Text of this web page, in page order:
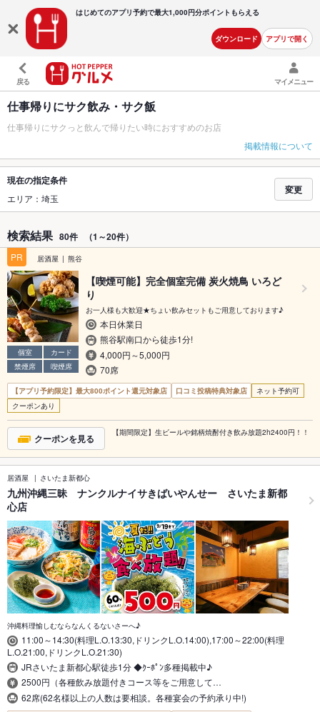
はじめてのアプリ予約で最大1,000円分ポイントもらえる
ダウンロード アプリで開く
戻る マイメニュー
仕事帰りにサク飲み・サク飯
仕事帰りにサクっと飲んで帰りたい時におすすめのお店
掲載情報について
現在の指定条件
エリア：埼玉
変更
検索結果 80件 （1～20件）
PR 居酒屋 熊谷
個室
カード
禁煙席
喫煙席
【喫煙可能】完全個室完備 炭火焼鳥 いろど
り
お一人様も大歓迎★ちょい飲みセットもご用意しております♪
本日休業日
熊谷駅南口から徒歩1分!
4,000円～5,000円
70席
【アプリ予約限定】最大800ポイント還元対象店 口コミ投稿特典対象店
ネット予約可
クーポンあり
クーポンを見る 【期間限定】生ビールや銘柄焼酎付き飲み放題2h2400円！！
居酒屋 さいたま新都心
九州沖縄三昧 ナンクルナイサきばいやんせー さいたま新都
心店
沖縄料理愉しむならなんくるないさーへ♪
11:00～14:30(料理L.O.13:30,ドリンクL.O.14:00),17:00～22:00(料理
L.O.21:00,ドリンクL.O.21:30)
JRさいたま新都心駅徒歩1分 ◆ｸｰﾎﾟﾝ多種掲載中♪
2500円（各種飲み放題付きコース等をご用意して…
62席(62名様以上の人数は要相談。各種宴会の予約承り中!)